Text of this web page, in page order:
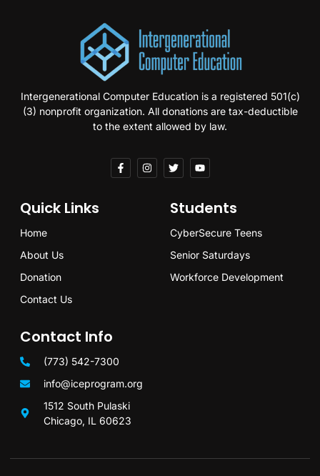
Intergenerational Computer Education is a registered 501(c)
(3) nonprofit organization. All donations are tax-deductible
to the extent allowed by law.
Quick Links
Home
About Us
Donation
Contact Us
Students
CyberSecure Teens
Senior Saturdays
Workforce Development
Contact Info
(773) 542-7300
info@iceprogram.org
1512 South Pulaski
Chicago, IL 60623